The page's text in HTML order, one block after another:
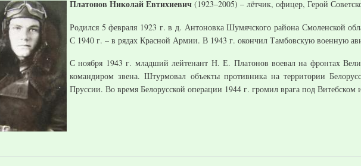
Платонов Николай Евтихиевич (1923–2005) – лётчик, офицер, Герой
Родился 5 февраля 1923 г. в д. Антоновка Шумячского района Смоленской
С 1940 г. – в рядах Красной Армии. В 1943 г. окончил Тамбовскую военную
С ноября 1943 г. младший лейтенант Н. Е. Платонов воевал на фронтах
командиром звена. Штурмовал объекты противника на территории
Пруссии. Во время Белорусской операции 1944 г. громил врага под Витебском